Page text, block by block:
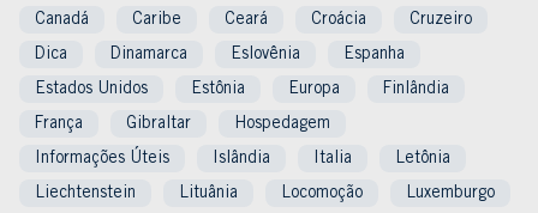
Canadá Caribe Ceará Croácia Cruzeiro
Dica Dinamarca Eslovênia Espanha
Estados Unidos Estônia Europa Finlândia
França Gibraltar Hospedagem
Informações Úteis Islândia Italia Letônia
Liechtenstein Lituânia Locomoção Luxemburgo